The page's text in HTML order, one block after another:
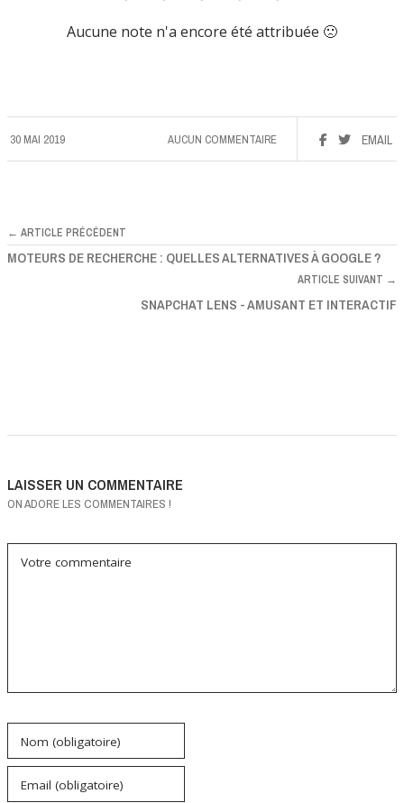
Aucune note n'a encore été attribuée 🙁
30 MAI 2019 EMAIL
AUCUN COMMENTAIRE
← ARTICLE PRÉCÉDENT
MOTEURS DE RECHERCHE : QUELLES ALTERNATIVES À GOOGLE ?
ARTICLE SUIVANT →
SNAPCHAT LENS - AMUSANT ET INTERACTIF
LAISSER UN COMMENTAIRE
ON ADORE LES COMMENTAIRES !
Votre commentaire
Nom (obligatoire)
Email (obligatoire)